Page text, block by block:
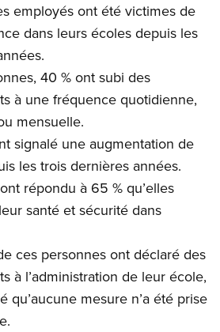
employés ont été victimes de
dans leurs écoles depuis les
40 % ont subi des
à une fréquence quotidienne,
mensuelle.
signalé une augmentation de
les trois dernières années.
répondu à 65 % qu’elles
santé et sécurité dans
ces personnes ont déclaré des
à l’administration de leur école,
qu’aucune mesure n’a été prise